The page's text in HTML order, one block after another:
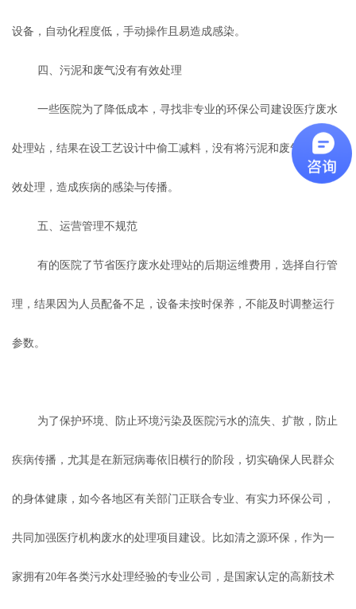
设备，自动化程度低，手动操作且易造成感染。
四、污泥和废气没有有效处理
一些医院为了降低成本，寻找非专业的环保公司建设医疗废水
处理站，结果在设工艺设计中偷工减料，没有将污泥和废气没有有
效处理，造成疾病的感染与传播。
五、运营管理不规范
有的医院了节省医疗废水处理站的后期运维费用，选择自行管
理，结果因为人员配备不足，设备未按时保养，不能及时调整运行
参数。
为了保护环境、防止环境污染及医院污水的流失、扩散，防止
疾病传播，尤其是在新冠病毒依旧横行的阶段，切实确保人民群众
的身体健康，如今各地区有关部门正联合专业、有实力环保公司，
共同加强医疗机构废水的处理项目建设。比如清之源环保，作为一
家拥有20年各类污水处理经验的专业公司，是国家认定的高新技术